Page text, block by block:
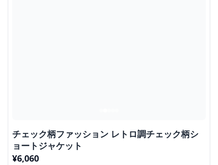
チェック柄ファッション レトロ調チェック柄シ
ョートジャケット
¥6,060